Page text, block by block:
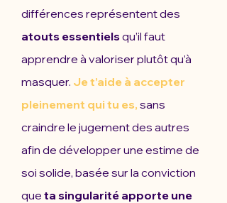
différences représentent des
atouts essentielsqu’il faut
apprendre à valoriser plutôt qu’à
masquer. Je t’aide à accepter
pleinement qui tu es, sans
craindre le jugement des autres
afin de développer une estime de
soi solide, basée sur la conviction
que ta singularité apporte une